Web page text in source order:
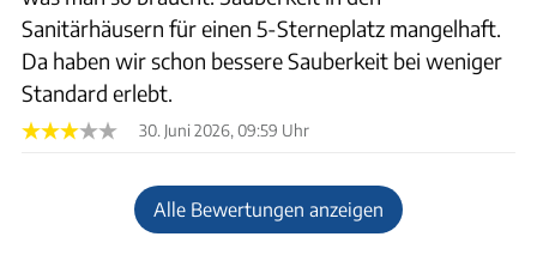
Sanitärhäusern für einen 5-Sterneplatz mangelhaft.
Da haben wir schon bessere Sauberkeit bei weniger
Standard erlebt.
30. Juni 2026, 09:59 Uhr
Alle Bewertungen anzeigen